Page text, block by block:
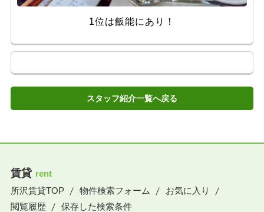
1位は飯能にあり！
スタッフ紹介一覧へ戻る
賃貸 rent
所沢賃貸TOP
物件検索フォーム
お気に入り
閲覧履歴
保存した検索条件